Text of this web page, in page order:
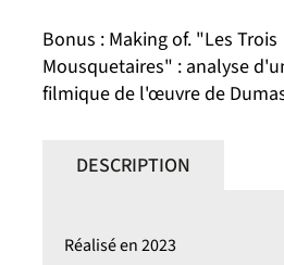
Bonus : Making of. "Les Trois
Mousquetaires" : analyse
filmique de l'œuvre de
DESCRIPTION
Réalisé en 2023